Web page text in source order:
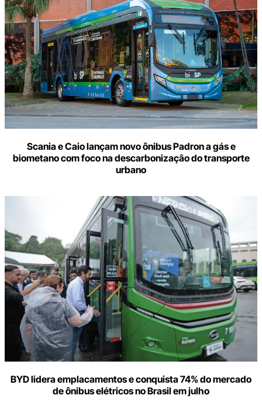
Scania e Caio lançam novo ônibus Padron a gás e
biometano com foco na descarbonização do transporte
urbano
BYD lidera emplacamentos e conquista 74% do mercado
de ônibus elétricos no Brasil em julho